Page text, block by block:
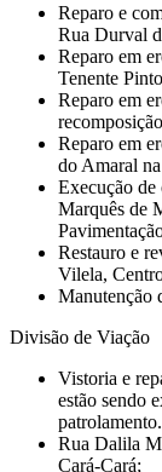
Reparo e
Rua Durval
Reparo em
Tenente
Reparo em
Reparo em
do Amaral
Execução de
Marquês de
Restauro e
Vilela,
Manutenção
Divisão de Viação
Vistoria e
estão sendo
patrolamento.
Rua Dalila
Cará-Cará;